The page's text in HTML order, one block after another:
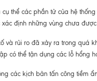
cụ thể các phần tử của hệ
định những vùng chưa
và rủi ro đã xảy ra trong quá
có thể tận dụng các lỗ hổng
các kịch bản tấn công tiềm